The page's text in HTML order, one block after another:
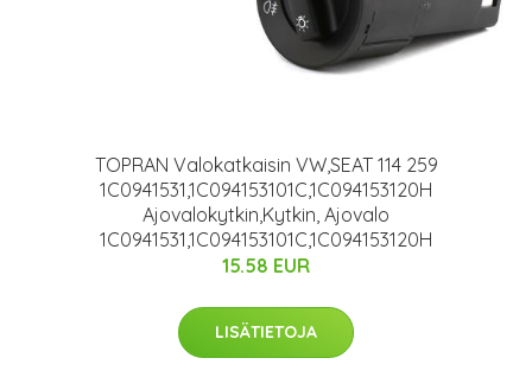
TOPRAN Valokatkaisin VW,SEAT 114 259
1C0941531,1C094153101C,1C094153120H
Ajovalokytkin,Kytkin, Ajovalo
1C0941531,1C094153101C,1C094153120H
15.58 EUR
LISÄTIETOJA